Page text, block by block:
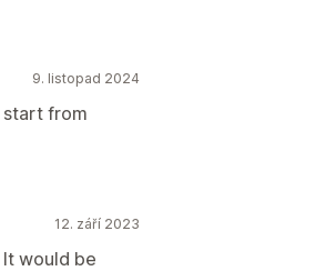
9. listopad 2024
start from
12. září 2023
would be